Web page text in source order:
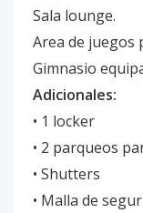
Sala lounge.
Area de juegos
Gimnasio
Adicionales:
•⁠ ⁠1 locker
•⁠ ⁠2 parqueos
•⁠ ⁠Shutters
•⁠ ⁠Malla de